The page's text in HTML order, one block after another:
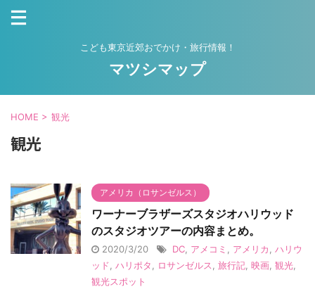
こども東京近郊おでかけ・旅行情報！
マツシマップ
HOME > 観光
観光
アメリカ（ロサンゼルス）
ワーナーブラザーズスタジオハリウッド
のスタジオツアーの内容まとめ。
2020/3/20 DC アメコミ アメリカ
ハリウ
ッド ハリポタ ロサンゼルス 旅行記 映画 観光
観光スポット